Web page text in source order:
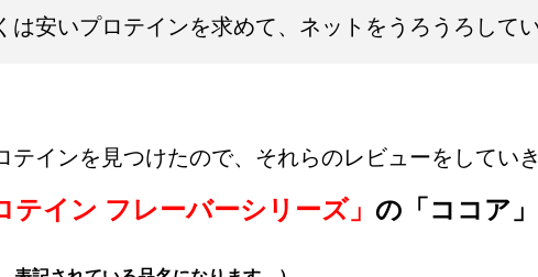
は安いプロテインを求めて、ネットをうろうろして
テインを見つけたので、それらのレビューをしてい
テイン フレーバーシリーズ」 の「ココア